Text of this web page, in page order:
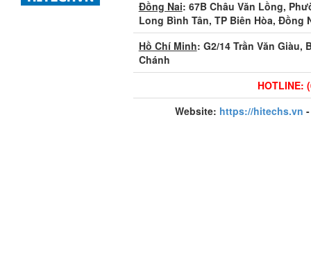
Đồng Nai: 67B Châu Văn Lồng,
Long Bình Tân, TP Biên Hòa, Đồng
Hồ Chí Minh: G2/14 Trần Văn Giàu,
Chánh
HOTLINE:
Website: https://hitechs.vn